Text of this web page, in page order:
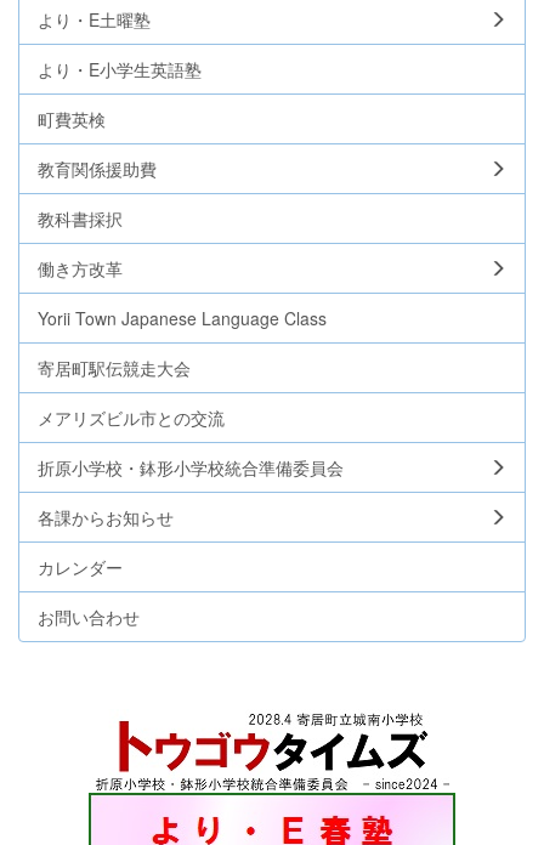
より・E土曜塾
より・E小学生英語塾
町費英検
教育関係援助費
教科書採択
働き方改革
Yorii Town Japanese Language Class
寄居町駅伝競走大会
メアリズビル市との交流
折原小学校・鉢形小学校統合準備委員会
各課からお知らせ
カレンダー
お問い合わせ